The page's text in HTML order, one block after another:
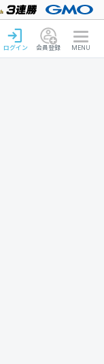
ログイン 会員登録 MENU